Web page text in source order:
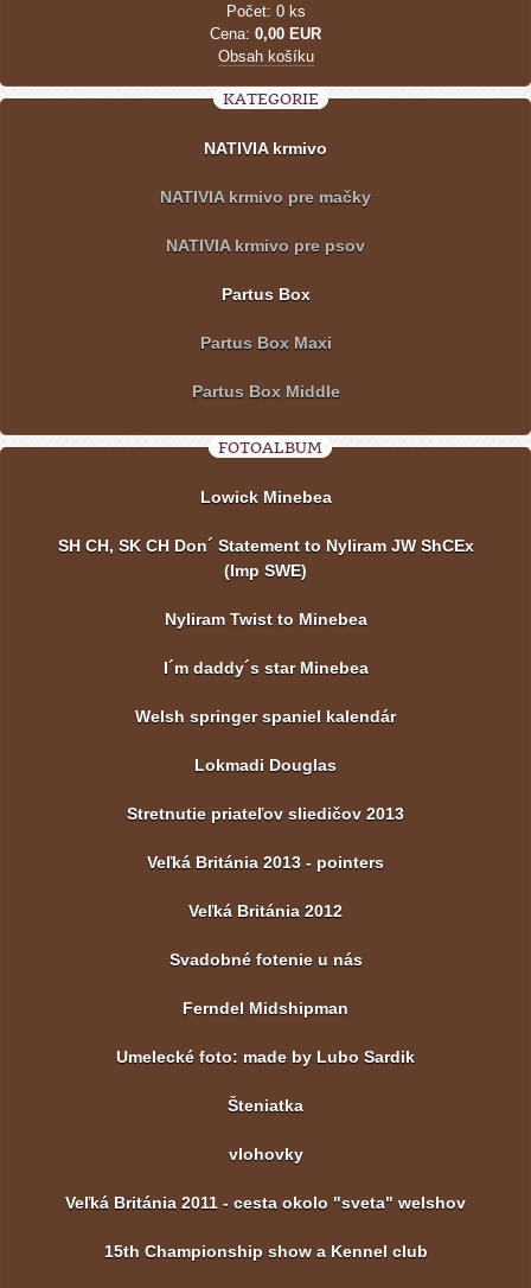
Počet: 0 ks
Cena: 0,00 EUR
Obsah košíku
KATEGORIE
NATIVIA krmivo
NATIVIA krmivo pre mačky
NATIVIA krmivo pre psov
Partus Box
Partus Box Maxi
Partus Box Middle
FOTOALBUM
Lowick Minebea
SH CH, SK CH Don´ Statement to Nyliram JW ShCEx
(Imp SWE)
Nyliram Twist to Minebea
I´m daddy´s star Minebea
Welsh springer spaniel kalendár
Lokmadi Douglas
Stretnutie priateľov sliedičov 2013
Veľká Británia 2013 - pointers
Veľká Británia 2012
Svadobné fotenie u nás
Ferndel Midshipman
Umelecké foto: made by Lubo Sardik
Šteniatka
vlohovky
Veľká Británia 2011 - cesta okolo "sveta" welshov
15th Championship show a Kennel club